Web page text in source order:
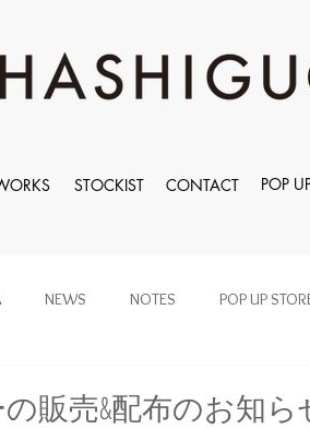
STOCKIST CONTACT POP
NEWS NOTES POP UP
販売&配布のお知ら